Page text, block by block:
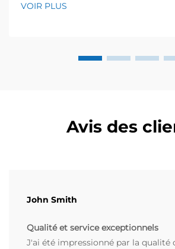
désordonnés peuvent être frustrants.
VOIR PLUS
Avis des
John Smith
Qualité et service exceptionnels
J'ai été impressionné par la qualité